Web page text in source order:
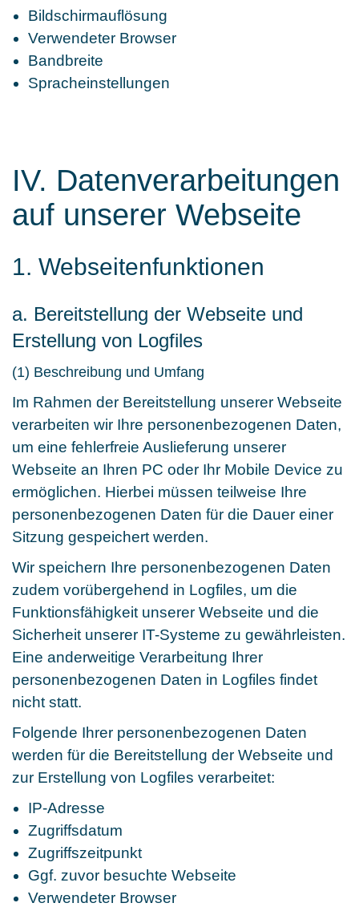
Bildschirmauflösung
Verwendeter Browser
Bandbreite
Spracheinstellungen
IV. Datenverarbeitungen
auf unserer Webseite
1. Webseitenfunktionen
a. Bereitstellung der Webseite und
Erstellung von Logfiles
(1) Beschreibung und Umfang
Im Rahmen der Bereitstellung unserer Webseite
verarbeiten wir Ihre personenbezogenen Daten,
um eine fehlerfreie Auslieferung unserer
Webseite an Ihren PC oder Ihr Mobile Device zu
ermöglichen. Hierbei müssen teilweise Ihre
personenbezogenen Daten für die Dauer einer
Sitzung gespeichert werden.
Wir speichern Ihre personenbezogenen Daten
zudem vorübergehend in Logfiles, um die
Funktionsfähigkeit unserer Webseite und die
Sicherheit unserer IT-Systeme zu gewährleisten.
Eine anderweitige Verarbeitung Ihrer
personenbezogenen Daten in Logfiles findet
nicht statt.
Folgende Ihrer personenbezogenen Daten
werden für die Bereitstellung der Webseite und
zur Erstellung von Logfiles verarbeitet:
IP-Adresse
Zugriffsdatum
Zugriffszeitpunkt
Ggf. zuvor besuchte Webseite
Verwendeter Browser